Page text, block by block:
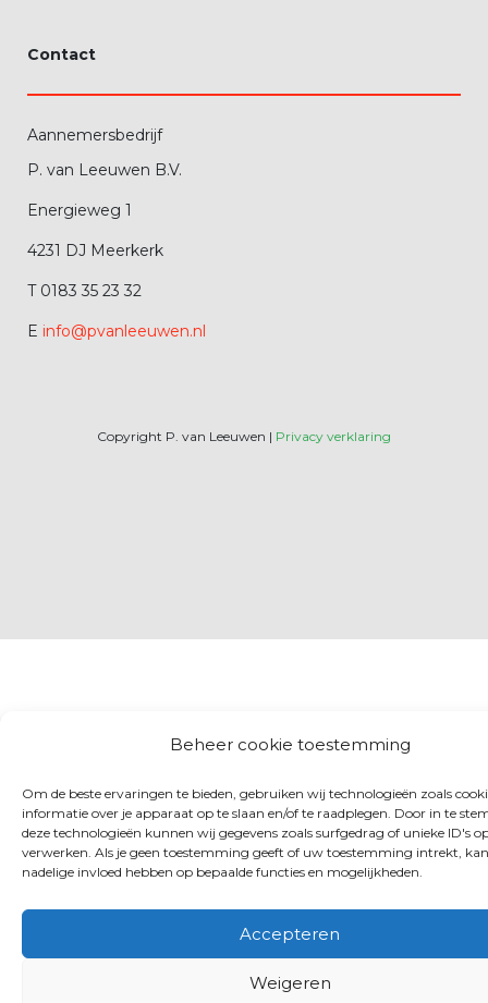
Beheer cookie toestemming
Om de beste ervaringen te bieden, gebruiken wij technologieën zoals
informatie over je apparaat op te slaan en/of te raadplegen. Door in te
deze technologieën kunnen wij gegevens zoals surfgedrag of unieke ID's
verwerken. Als je geen toestemming geeft of uw toestemming intrekt,
nadelige invloed hebben op bepaalde functies en mogelijkheden.
Accepteren
Weigeren
Contact
Aannemersbedrijf
P. van Leeuwen B.V.
Energieweg 1
4231 DJ Meerkerk
T 0183 35 23 32
E info@pvanleeuwen.nl
Copyright P. van Leeuwen | Privacy verklaring